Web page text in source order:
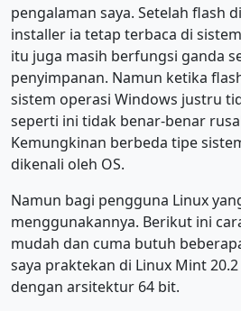
pengalaman saya. Setelah flash
installer ia tetap terbaca di
itu juga masih berfungsi ganda
penyimpanan. Namun ketika
sistem operasi Windows justru
seperti ini tidak benar-benar
Kemungkinan berbeda tipe
dikenali oleh OS.
Namun bagi pengguna Linux
menggunakannya. Berikut ini
mudah dan cuma butuh
saya praktekan di Linux Mint
dengan arsitektur 64 bit.